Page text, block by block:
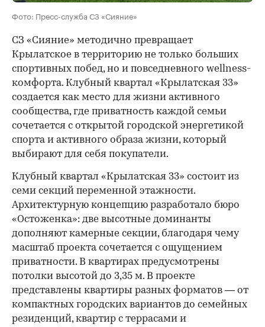
Фото: Пресс-служба СЗ «Сияние»
СЗ «Сияние» методично превращает
Крылатское в территорию не только больших
спортивных побед, но и повседневного wellness-
комфорта. Клубный квартал «Крылатская 33»
создается как место для жизни активного
сообщества, где приватность каждой семьи
сочетается с открытой городской энергетикой
спорта и активного образа жизни, который
выбирают для себя покупатели.
Клубный квартал «Крылатская 33» состоит из
семи секций переменной этажности.
Архитектурную концепцию разработало бюро
«Остоженка»: две высотные доминанты
дополняют камерные секции, благодаря чему
масштаб проекта сочетается с ощущением
приватности. В квартирах предусмотрены
потолки высотой до 3,35 м. В проекте
представлены квартиры разных форматов — от
компактных городских вариантов до семейных
резиденций, квартир с террасами и